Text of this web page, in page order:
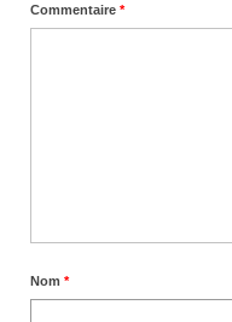
Commentaire *
Nom *